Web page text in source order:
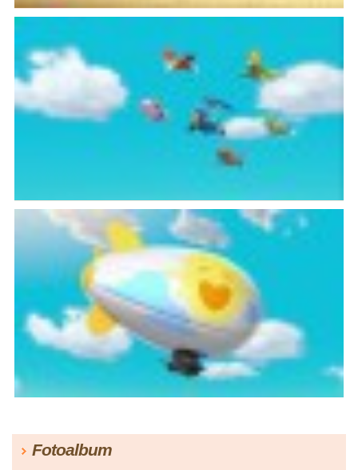
Fotoalbum